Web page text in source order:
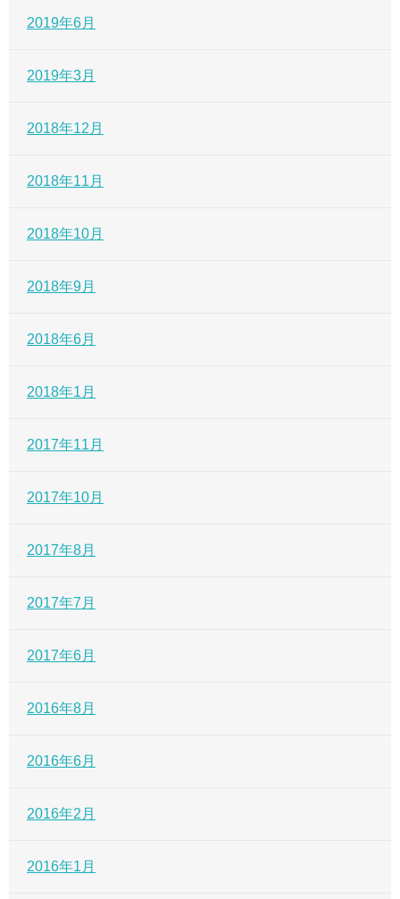
2019年6月
2019年3月
2018年12月
2018年11月
2018年10月
2018年9月
2018年6月
2018年1月
2017年11月
2017年10月
2017年8月
2017年7月
2017年6月
2016年8月
2016年6月
2016年2月
2016年1月